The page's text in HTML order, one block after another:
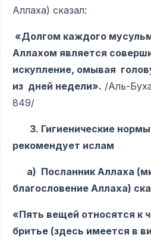
Аллаха) сказал:
«Долгом каждого
Аллахом является
искупление, омывая
из дней недели». /Аль-
849/
3. Гигиенические
рекомендует ислам
а) Посланник Аллаха
благословение Аллаха)
«Пять вещей относятся к
бритье (здесь имеется в